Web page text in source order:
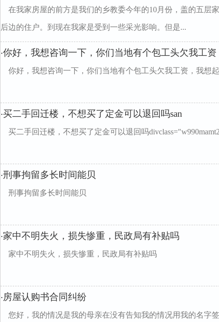
在我家房屋的前方是我们的乡教委今年的10月份，盖的五层
后边的住户。到现在我家是受到一些采光影响。但是...
·你好，我想咨询一下，你们当地有个包工头欠我工
你好，我想咨询一下，你们当地有个包工头欠我工资，我想
·买二手回迁楼，不想买了定金可以退回吗san
买二手回迁楼，不想买了定金可以退回吗
·刑事拘留多长时间能贝
刑事拘留多长时间能贝
·家中不明失火，损失惨重，民政局有补贴吗
家中不明失火，损失惨重，民政局有补贴吗
·房屋认购书合同纠纷
您好，我的情况是我的母亲在没有告知我的情况用我的名字